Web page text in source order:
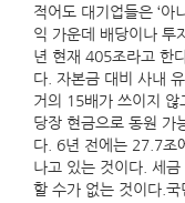
적어도 대기업들은 ‘아
익 가운데 배당이나 투
년 현재 405조라고 한
다. 자본금 대비 사내
거의 15배가 쓰이지 않
당장 현금으로 동원 가
다. 6년 전에는 27.7조
나고 있는 것이다. 세
할 수가 없는 것이다.